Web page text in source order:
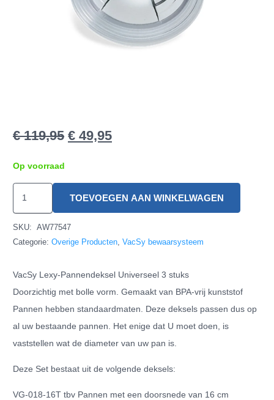
€119,95 € 49,95
Op voorraad
Pannendeksel
Universeel
stuks
hoeveelheid
TOEVOEGEN AAN WINKELWAGEN
SKU:
AW77547
Categorie: Overige Producten VacSy bewaarsysteem
VacSy Lexy-Pannendeksel Universeel 3 stuks
Doorzichtig met bolle vorm. Gemaakt van BPA-vrij kunststof
Pannen hebben standaardmaten. Deze deksels passen dus op
al uw bestaande pannen. Het enige dat U moet doen, is
vaststellen wat de diameter van uw pan is.
Deze Set bestaat uit de volgende deksels:
VG-018-16T tbv Pannen met een doorsnede van 16 cm